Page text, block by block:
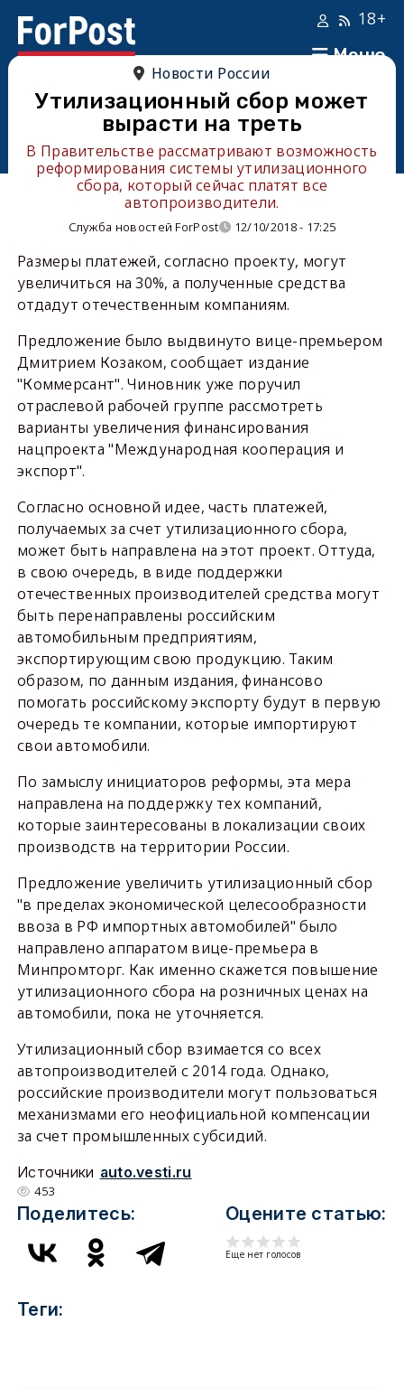
Меню
18+
Новости России
Утилизационный сбор может
вырасти на треть
В Правительстве рассматривают возможность
реформирования системы утилизационного
сбора, который сейчас платят все
автопроизводители.
Служба новостей ForPost 12/10/2018 - 17:25
Размеры платежей, согласно проекту, могут
увеличиться на 30%, а полученные средства
отдадут отечественным компаниям.
Предложение было выдвинуто вице-премьером
Дмитрием Козаком, сообщает издание
"Коммерсант". Чиновник уже поручил
отраслевой рабочей группе рассмотреть
варианты увеличения финансирования
нацпроекта "Международная кооперация и
экспорт".
Согласно основной идее, часть платежей,
получаемых за счет утилизационного сбора,
может быть направлена на этот проект. Оттуда,
в свою очередь, в виде поддержки
отечественных производителей средства могут
быть перенаправлены российским
автомобильным предприятиям,
экспортирующим свою продукцию. Таким
образом, по данным издания, финансово
помогать российскому экспорту будут в первую
очередь те компании, которые импортируют
свои автомобили.
По замыслу инициаторов реформы, эта мера
направлена на поддержку тех компаний,
которые заинтересованы в локализации своих
производств на территории России.
Предложение увеличить утилизационный сбор
"в пределах экономической целесообразности
ввоза в РФ импортных автомобилей" было
направлено аппаратом вице-премьера в
Минпромторг. Как именно скажется повышение
утилизационного сбора на розничных ценах на
автомобили, пока не уточняется.
Утилизационный сбор взимается со всех
автопроизводителей с 2014 года. Однако,
российские производители могут пользоваться
механизмами его неофициальной компенсации
за счет промышленных субсидий.
Источники auto.vesti.ru
453
Поделитесь: Оцените статью:
Еще нет голосов
Теги: